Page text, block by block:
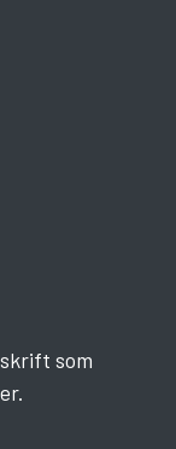
som